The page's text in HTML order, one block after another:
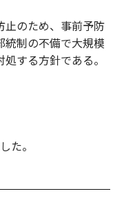
のため、事前予防
統制の不備で大規模
する方針である。
た。